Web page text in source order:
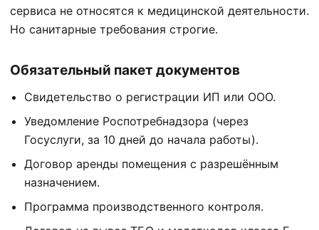
сервиса не относятся к медицинской деятельности.
Но санитарные требования строгие.
Обязательный пакет документов
Свидетельство о регистрации ИП или ООО.
Уведомление Роспотребнадзора (через
Госуслуги, за 10 дней до начала работы).
Договор аренды помещения с разрешённым
назначением.
Программа производственного контроля.